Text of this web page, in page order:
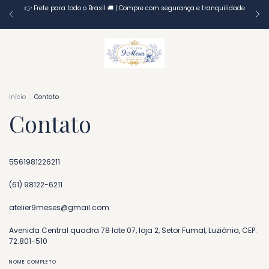
👉 Frete para todo o Brasil 🚚 | Compre com segurança e tranquilidade
Início . Contato
Contato
5561981226211
(61) 98122-6211
atelier9meses@gmail.com
Avenida Central quadra 78 lote 07, loja 2, Setor Fumal, Luziânia, CEP:
72.801-510
NOME COMPLETO